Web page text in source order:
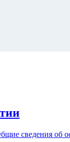
сведения об